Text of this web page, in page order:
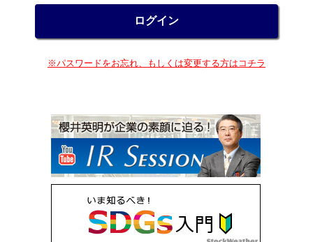
※パスワードをお忘れ、もしくは変更する方はコチラ